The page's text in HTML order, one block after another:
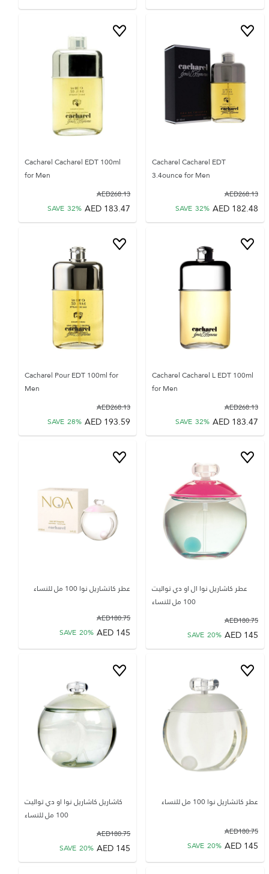
Cacharel Cacharel EDT
3.4ounce for Men
268.13
AED
182.48
AED
SAVE 32%
Cacharel Cacharel EDT 100ml
for Men
268.13
AED
183.47
AED
SAVE 32%
Cacharel Cacharel L EDT 100ml
for Men
268.13
AED
183.47
AED
SAVE 32%
Cacharel Pour EDT 100ml for
Men
268.13
AED
193.59
AED
SAVE 28%
عطر كاشاريل نوا ال او دي تواليت
100 مل للنساء
180.75
AED
145
AED
SAVE 20%
عطر كاتشاريل نوا 100 مل للنساء
180.75
AED
145
AED
SAVE 20%
عطر كاتشاريل نوا 100 مل للنساء
180.75
AED
145
AED
SAVE 20%
كاشاريل كاشاريل نوا او دي تواليت
100 مل للنساء
180.75
AED
145
AED
SAVE 20%